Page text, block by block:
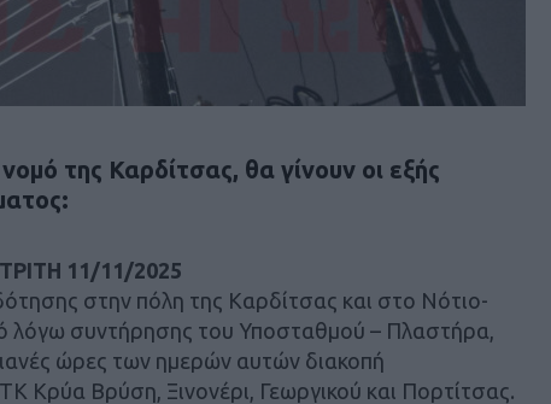
της Καρδίτσας, θα γίνουν οι εξής
11/11/2025
στην πόλη της Καρδίτσας και στο Νότιο-
λόγω συντήρησης του Υποσταθμού – Πλαστήρα,
ώρες των ημερών αυτών διακοπή
Κρύα Βρύση, Ξινονέρι, Γεωργικού και Πορτίτσας.